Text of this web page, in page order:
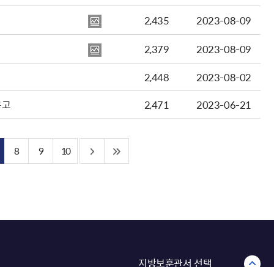
2,435
2023-08-09
2,379
2023-08-09
2,448
2023-08-02
2,471 2023-06-21
8 9 10
지방보훈관서 선택